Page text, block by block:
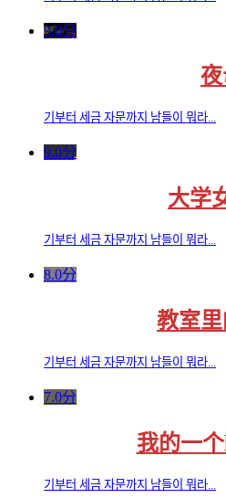
9.0分
기부터 세금 자문까지 남들이 뭐라...
9.0分
大学
기부터 세금 자문까지 남들이 뭐라...
8.0分
教室
기부터 세금 자문까지 남들이 뭐라...
7.0分
我的一
기부터 세금 자문까지 남들이 뭐라...